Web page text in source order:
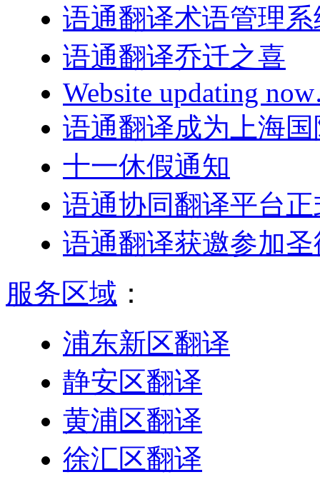
语通翻译术语管理
语通翻译乔迁之喜
Website updating
语通翻译成为上海
十一休假通知
语通协同翻译平台
语通翻译获邀参加
服务区域 ：
浦东新区翻译
静安区翻译
黄浦区翻译
徐汇区翻译